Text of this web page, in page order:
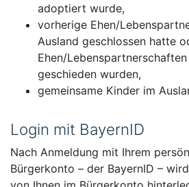
adoptiert wurde,
vorherige Ehen/
Ausland geschlossen hatte
Ehen/
geschieden wurden,
gemeinsame Kinder im
Login mit BayernID
Nach Anmeldung mit Ihrem
Bürgerkonto – der BayernID –